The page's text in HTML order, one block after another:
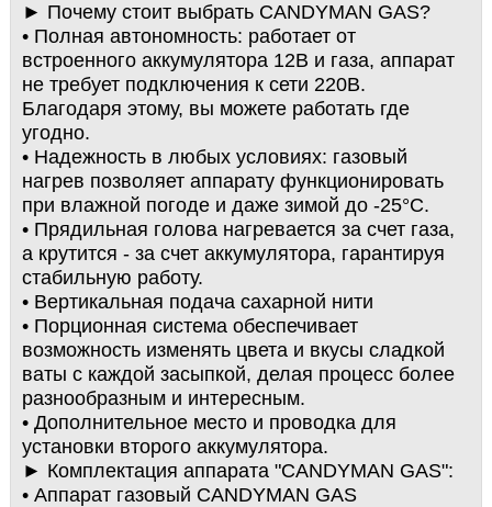
► Почему стоит выбрать CANDYMAN GAS?
• Полная автономность: работает от
встроенного аккумулятора 12В и газа, аппарат
не требует подключения к сети 220В.
Благодаря этому, вы можете работать где
угодно.
• Надежность в любых условиях: газовый
нагрев позволяет аппарату функционировать
при влажной погоде и даже зимой до -25°C.
• Прядильная голова нагревается за счет газа,
а крутится - за счет аккумулятора, гарантируя
стабильную работу.
• Вертикальная подача сахарной нити
• Порционная система обеспечивает
возможность изменять цвета и вкусы сладкой
ваты с каждой засыпкой, делая процесс более
разнообразным и интересным.
• Дополнительное место и проводка для
установки второго аккумулятора.
► Комплектация аппарата "CANDYMAN GAS":
• Аппарат газовый CANDYMAN GAS